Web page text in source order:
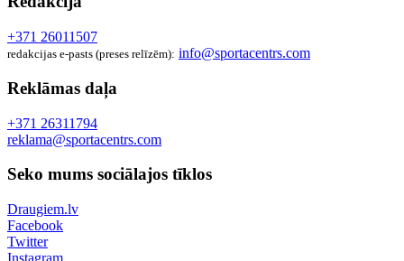
+371 26011507
redakcijas e-pasts (preses relīzēm): info@sportacentrs.com
Reklāmas daļa
+371 26311794
reklama@sportacentrs.com
Seko mums sociālajos tīklos
Draugiem.lv
Facebook
Twitter
Instagram